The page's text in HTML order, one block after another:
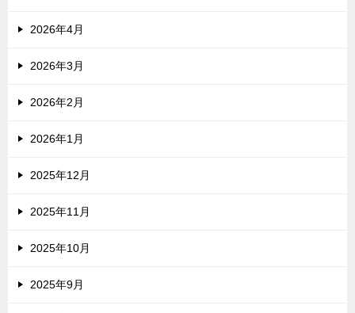
2026年4月
2026年3月
2026年2月
2026年1月
2025年12月
2025年11月
2025年10月
2025年9月